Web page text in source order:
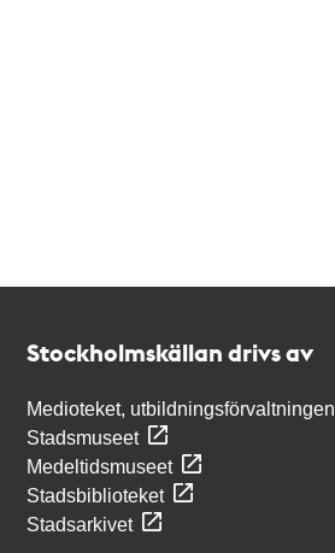
Stockholmskällan drivs av
Medioteket, utbildningsförvaltningen
Stadsmuseet
Medeltidsmuseet
Stadsbiblioteket
Stadsarkivet